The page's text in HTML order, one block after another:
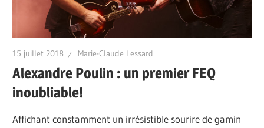
15 juillet 2018 Marie-Claude Lessard
Alexandre Poulin : un premier FEQ
inoubliable!
Affichant constamment un irrésistible sourire de gamin